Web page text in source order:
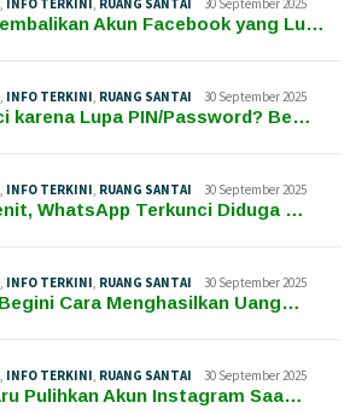
, INFO TERKINI, RUANG SANTAI 30 September 2025
Akun Facebook yang Lu…
, INFO TERKINI, RUANG SANTAI 30 September 2025
karena Lupa PIN/Password? Be…
, INFO TERKINI, RUANG SANTAI 30 September 2025
WhatsApp Terkunci Diduga …
, INFO TERKINI, RUANG SANTAI 30 September 2025
Cara Menghasilkan Uang…
, INFO TERKINI, RUANG SANTAI 30 September 2025
Pulihkan Akun Instagram Saa…